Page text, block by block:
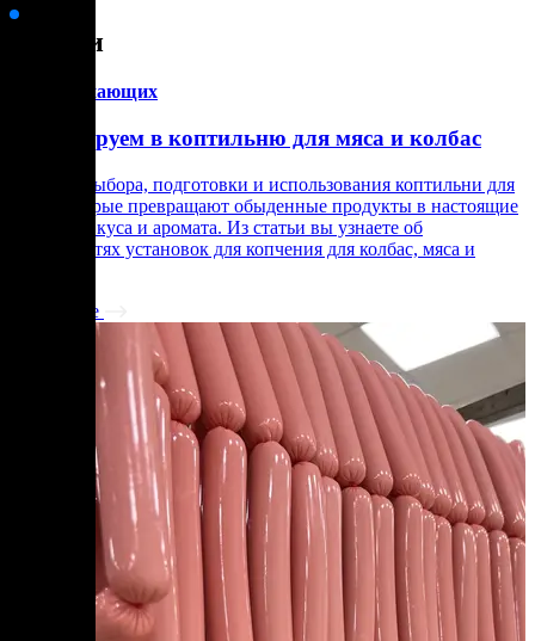
Статьи
для начинающих
Инвестируем в коптильню для мяса и колбас
Нюансы выбора, подготовки и использования коптильни для
мяса, которые превращают обыденные продукты в настоящие
шедевры вкуса и аромата. Из статьи вы узнаете об
особенностях установок для копчения для колбас, мяса и
Подробнее